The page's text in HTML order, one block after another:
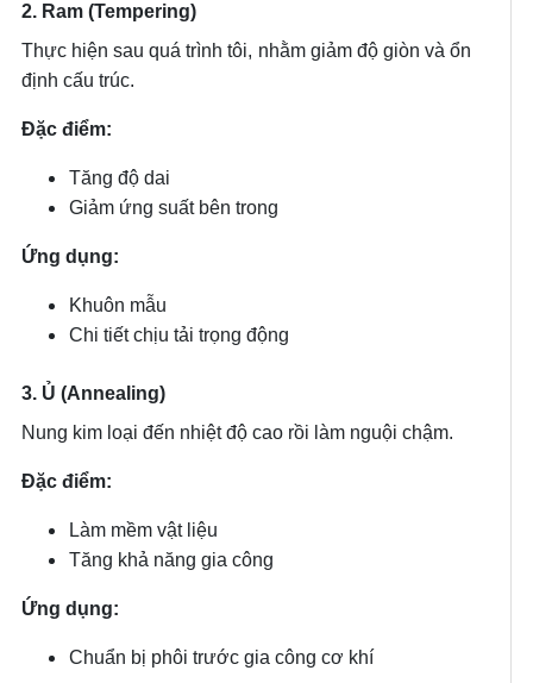
2. Ram (Tempering)
Thực hiện sau quá trình tôi, nhằm giảm độ giòn và ổn
định cấu trúc.
Đặc điểm:
Tăng độ dai
Giảm ứng suất bên trong
Ứng dụng:
Khuôn mẫu
Chi tiết chịu tải trọng động
3. Ủ (Annealing)
Nung kim loại đến nhiệt độ cao rồi làm nguội chậm.
Đặc điểm:
Làm mềm vật liệu
Tăng khả năng gia công
Ứng dụng:
Chuẩn bị phôi trước gia công cơ khí